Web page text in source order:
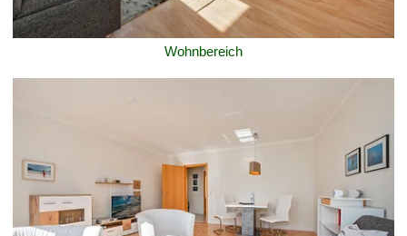
Wohnbereich